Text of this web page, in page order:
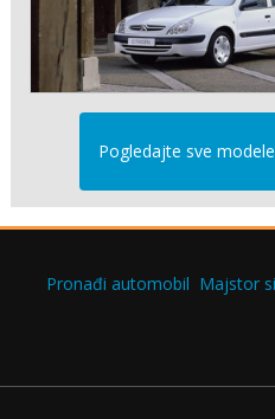
Pogledajte sve modele
Pronađi automobil Majstor